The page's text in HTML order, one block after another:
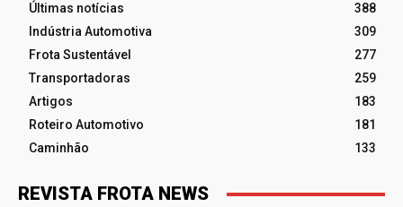
Últimas notícias
388
Indústria Automotiva
309
Frota Sustentável
277
Transportadoras
259
Artigos
183
Roteiro Automotivo
181
Caminhão
133
REVISTA FROTA NEWS